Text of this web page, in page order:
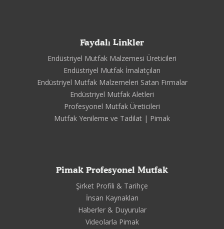
Faydalı Linkler
Endüstriyel Mutfak Malzemesi Üreticileri
Endüstriyel Mutfak İmalatçıları
Endüstriyel Mutfak Malzemeleri Satan Firmalar
Endüstriyel Mutfak Aletleri
Profesyonel Mutfak Üreticileri
Mutfak Yenileme ve Tadilat | Pimak
Pimak Profesyonel Mutfak
Şirket Profili & Tarihçe
İnsan Kaynakları
Haberler & Duyurular
Videolarla Pimak